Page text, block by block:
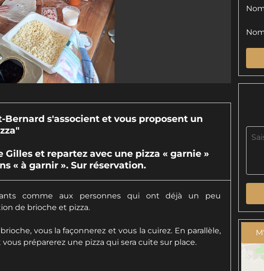
Bernard s'associent et vous proposent un
et repartez avec une pizza « garnie »
« à garnir ». Sur réservation.
comme aux personnes qui ont déjà un peu
de brioche et pizza.
vous la façonnerez et vous la cuirez. En parallèle,
préparerez une pizza qui sera cuite sur place.